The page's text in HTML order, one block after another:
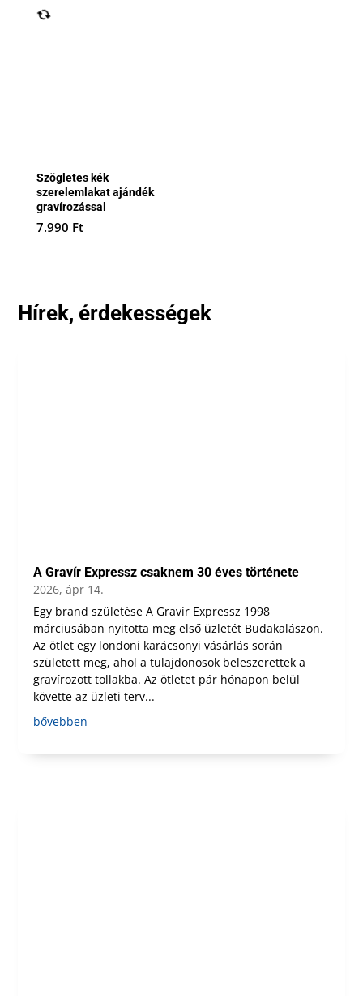
Szögletes kék
szerelemlakat ajándék
gravírozással
7.990 Ft
Hírek, érdekességek
A Gravír Expressz csaknem 30 éves története
2026, ápr 14.
Egy brand születése A Gravír Expressz 1998
márciusában nyitotta meg első üzletét Budakalászon.
Az ötlet egy londoni karácsonyi vásárlás során
született meg, ahol a tulajdonosok beleszerettek a
gravírozott tollakba. Az ötletet pár hónapon belül
követte az üzleti terv...
bővebben